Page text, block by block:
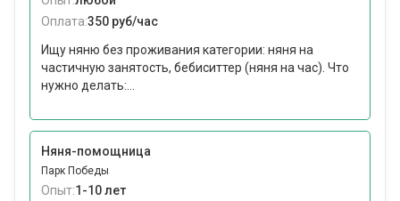
Оплата:350 руб/час
Ищу няню без проживания категории: няня на
частичную занятость, бебиситтер (няня на час). Что
нужно делать:...
Няня-помощница
Парк Победы
Опыт:1-10 лет